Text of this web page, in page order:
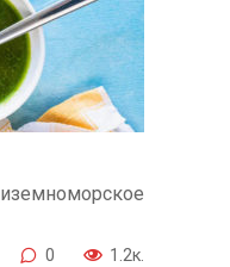
0 1.2к.